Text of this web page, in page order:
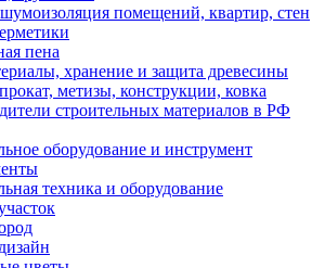
помещений, квартир, стен
пена
хранение и защита древесины
метизы, конструкции, ковка
строительных материалов в РФ
оборудование и инструмент
техника и оборудование